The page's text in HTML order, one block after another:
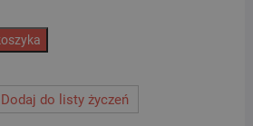
Dodaj do listy życzeń